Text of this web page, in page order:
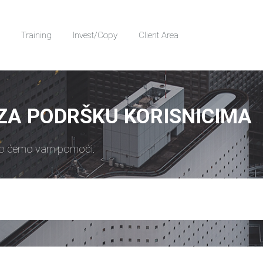
Training Invest/Copy Client Area
PODRŠKU KORISNICIMA
ćemo vam pomoći.